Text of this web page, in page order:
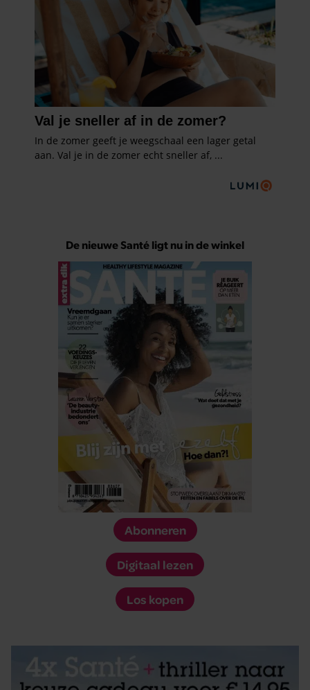
De nieuwe Santé ligt nu in de winkel
Abonneren
Digitaal lezen
Los kopen